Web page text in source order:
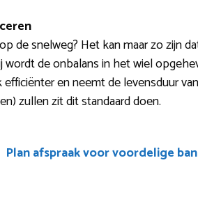
de snelweg? Het kan maar zo zijn
wordt de onbalans in het wiel
efficiënter en neemt de levensduur
zullen zit dit standaard doen.
Plan afspraak voor voordelige